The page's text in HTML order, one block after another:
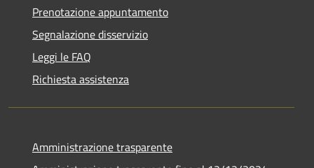
Prenotazione appuntamento
Segnalazione disservizio
Leggi le FAQ
Richiesta assistenza
Amministrazione trasparente